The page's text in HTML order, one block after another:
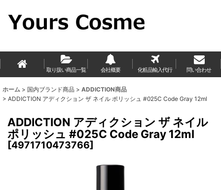
取り扱い商品一覧 会社概要 化粧品輸入代行 問い合わせ
ホーム > 国内ブランド商品 > ADDICTION商品
> ADDICTION アディクション ザ ネイル ポリッシュ #025C Code Gray 12ml
ADDICTION アディクション ザ ネイル
ポリッシュ #025C Code Gray 12ml
[4971710473766]